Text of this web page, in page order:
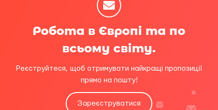
Робота в Європі та по
всьому світу.
Реєструйтеся, щоб отримувати найкращі пропозиції
прямо на пошту!
Зареєструватися